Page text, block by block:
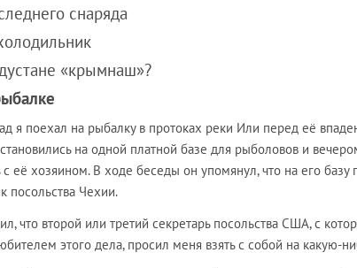
снаряда
«крымнаш»?
я поехал на рыбалку в протоках реки Или перед её
на одной платной базе для рыболовов и
с её хозяином. В ходе беседы он упомянул, что на его
посольства Чехии.
что второй или третий секретарь посольства США, с
этого дела, просил меня взять с собой на какую-